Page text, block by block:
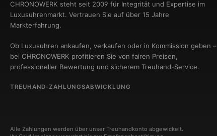
CHRONOWERK steht seit 2009 für Integrität und Expertise im
Luxusuhrenmarkt. Vertrauen Sie auf über 15 Jahre
Markterfahrung.
Ob Luxusuhren ankaufen, verkaufen oder in Kommission geben –
bei CHRONOWERK profitieren Sie von fairen Preisen,
professioneller Bewertung und sicherem Treuhand-Service.
TREUHAND-ZAHLUNGSABWICKLUNG
Alle Zahlungen werden über unser Treuhandkonto abgewickelt.